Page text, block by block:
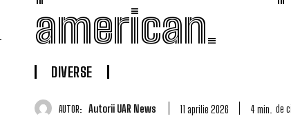
american.
DIVERSE
AUTOR: Autorii UAR News 11 aprilie 2026 4 min. de